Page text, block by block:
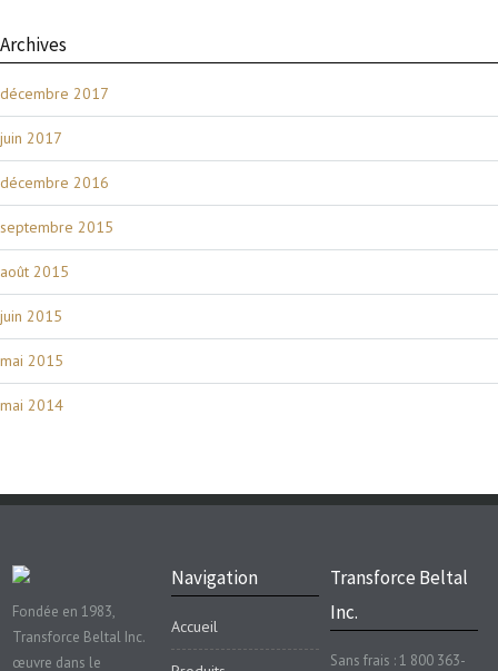
Archives
décembre 2017
juin 2017
décembre 2016
septembre 2015
août 2015
juin 2015
mai 2015
mai 2014
Fondée en 1983,
Transforce Beltal Inc.
œuvre dans le
Navigation
Accueil
Transforce Beltal
Inc.
Sans frais : 1 800 363-